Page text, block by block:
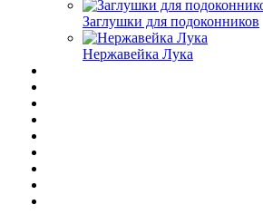
Заглушки для подоконников
Нержавейка Лука